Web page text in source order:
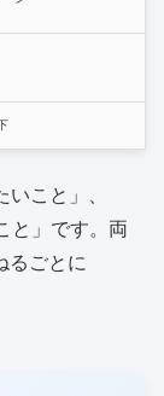
こと」、
と」です。両
るごとに